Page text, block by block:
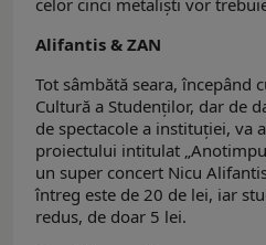
Alifantis & ZAN
Tot sâmbătă seara, începând
Cultură a Studenţilor, dar de
de spectacole a instituţiei, va
proiectului intitulat
un super concert Nicu
întreg este de 20 de lei, iar
redus, de doar 5 lei.